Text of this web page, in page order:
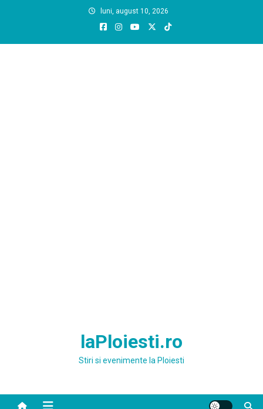
luni, august 10, 2026
laPloiesti.ro
Stiri si evenimente la Ploiesti